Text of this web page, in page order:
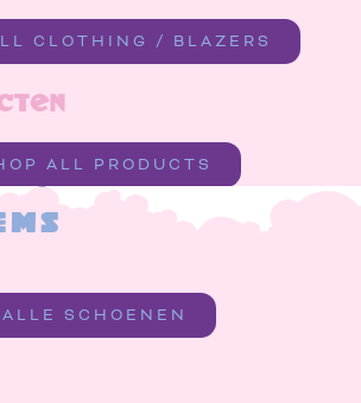
CLOTHING / BLAZERS
ALL PRODUCTS
ALLE SCHOENEN